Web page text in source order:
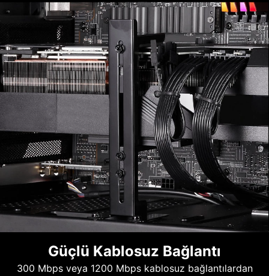
Güçlü Kablosuz Bağlantı
300 Mbps veya 1200 Mbps kablosuz bağlantılardan